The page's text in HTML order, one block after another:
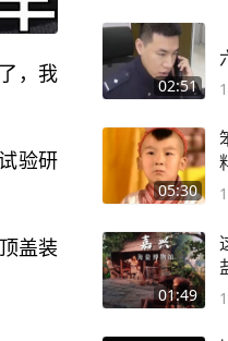
，我
验研
盖装
02:51
05:30
01:49